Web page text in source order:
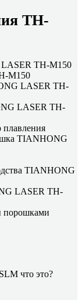
TH-
LASER TH-M150
M150
LASER TH-
LASER TH-
плавления
TIANHONG
TIANHONG
LASER TH-
порошками
SLM что это?